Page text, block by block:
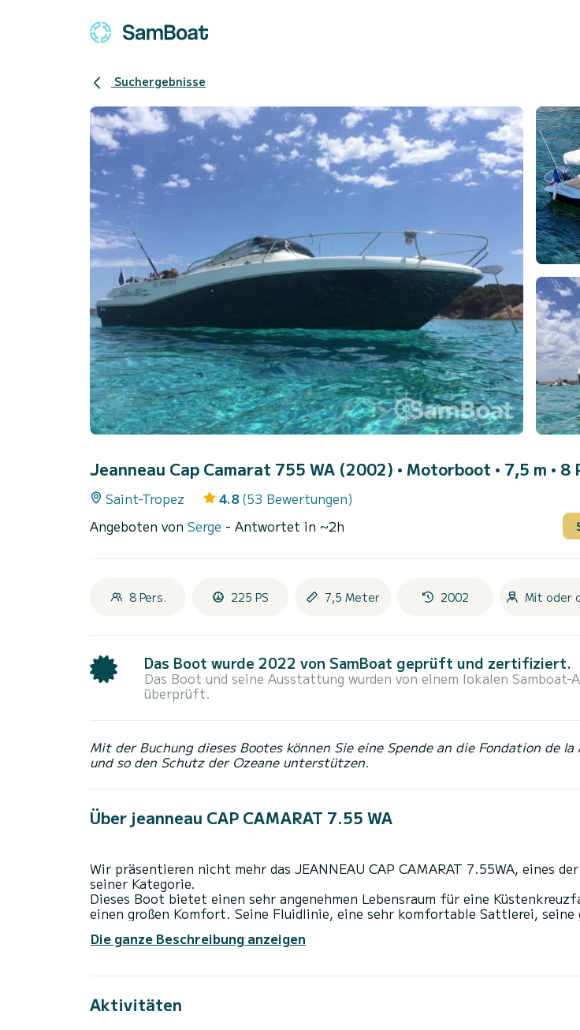
Suchergebnisse
Jeanneau Cap Camarat 755 WA (2002) • Motorboot • 7,5 m • 8
Saint-Tropez 4.8 (53 Bewertungen)
Angeboten von Serge - Antwortet in ~2h
8 Pers. 225 PS 7,5 Meter 2002 Mit oder
Das Boot wurde 2022 von SamBoat geprüft und zertifiziert.
Das Boot und seine Ausstattung wurden von einem lokalen Samboat-
überprüft.
Mit der Buchung dieses Bootes können Sie eine Spende an die Fondation de
und so den Schutz der Ozeane unterstützen.
Über jeanneau CAP CAMARAT 7.55 WA
Wir präsentieren nicht mehr das JEANNEAU CAP CAMARAT 7.55WA, eines
seiner Kategorie.
Dieses Boot bietet einen sehr angenehmen Lebensraum für eine
einen großen Komfort. Seine Fluidlinie, eine sehr komfortable Sattlerei, seine
Verhalten verführen.
Durchschnittsverbrauch 25l / h
1 Bimini vorne und 1 hinten
Die ganze Beschreibung anzeigen
Aktivitäten